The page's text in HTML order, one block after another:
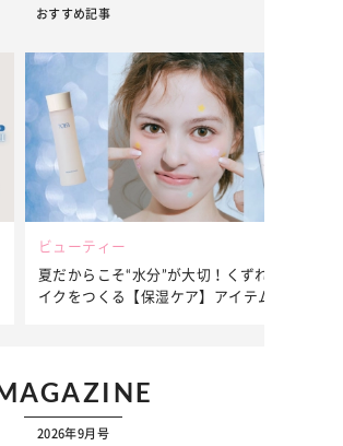
おすすめ記事
そ“水分”が大切！くずれないメ
る【保湿ケア】アイテム3選
簡単アレン
ぷりの【そ
2026年9月号